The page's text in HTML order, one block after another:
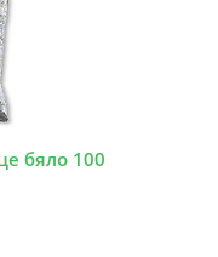
бяло 100